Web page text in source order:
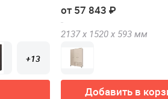
+13
от 57 843 ₽
2137 х 1520 х 593 мм
Добавить в